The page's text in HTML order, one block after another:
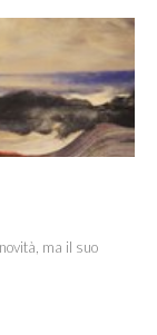
ma il suo